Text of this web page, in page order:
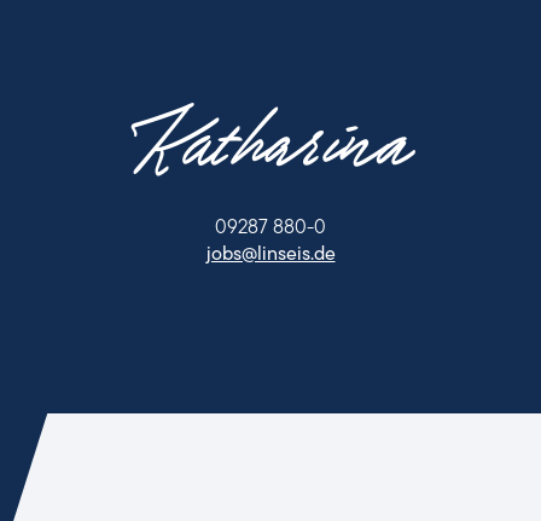
Katharina
09287 880-0
jobs@linseis.de